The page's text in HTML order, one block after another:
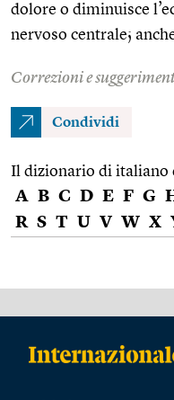
dolore o diminuisce
nervoso centrale;
Correzioni e
Condividi
Il dizionario di italiano
A B C D E F G
R S T U V W X